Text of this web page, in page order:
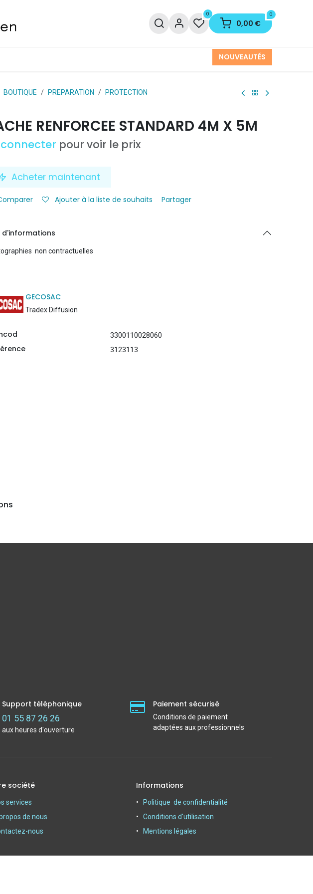
0 0
0,00 €
NOUVEAUTÉS
BOUTIQUE PREPARATION PROTECTION
RENFORCEE STANDARD 4M X 5M
connecter pour voir le prix
Acheter maintenant
Ajouter à la liste de souhaits Partager
d'informations
non contractuelles
GECOSAC
Tradex Diffusion
3300110028060
3123113
Support téléphonique
01 55 87 26 26
aux heures d'ouverture
Paiement sécurisé
Conditions de paiement
adaptées aux professionnels
société
services
de nous
nous
Informations
Politique de confidentialité
Conditions d'utilisation
Mentions légales